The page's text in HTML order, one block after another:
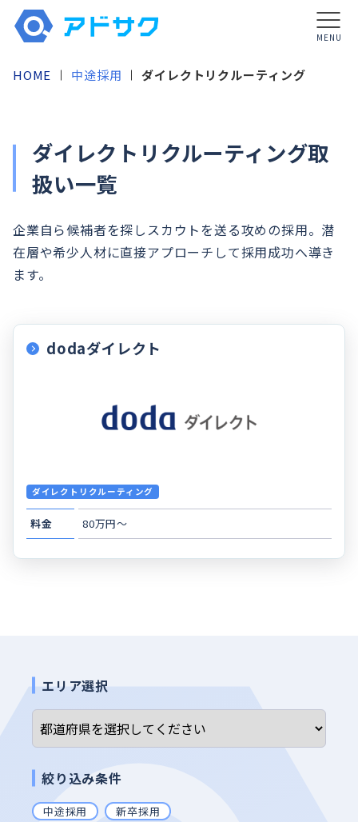
MENU
HOME 中途採用 ダイレクトリクルーティング
ダイレクトリクルーティング取
扱い一覧
企業自ら候補者を探しスカウトを送る攻めの採用。潜
在層や希少人材に直接アプローチして採用成功へ導き
ます。
dodaダイレクト
ダイレクトリクルーティング
料金 80万円～
エリア選択
絞り込み条件
中途採用
新卒採用